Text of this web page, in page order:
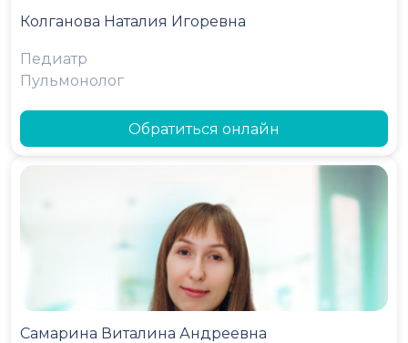
Колганова Наталия Игоревна
Педиатр
Пульмонолог
Обратиться онлайн
Самарина Виталина Андреевна